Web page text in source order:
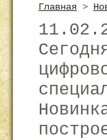
Главная >